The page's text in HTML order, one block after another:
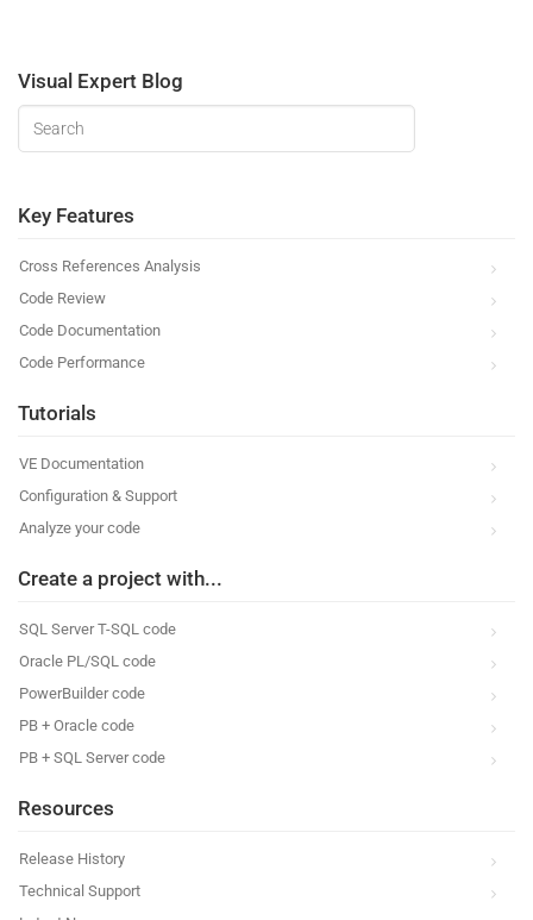
Visual Expert Blog
Key Features
Cross References Analysis
Code Review
Code Documentation
Code Performance
Tutorials
VE Documentation
Configuration & Support
Analyze your code
Create a project with...
SQL Server T-SQL code
Oracle PL/SQL code
PowerBuilder code
PB + Oracle code
PB + SQL Server code
Resources
Release History
Technical Support